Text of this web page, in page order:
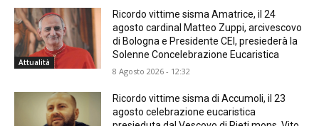
Attualità
Ricordo vittime sisma Amatrice, il 24
agosto cardinal Matteo Zuppi, arcivescovo
di Bologna e Presidente CEI, presiederà la
Solenne Concelebrazione Eucaristica
8 Agosto 2026 - 12:32
Ricordo vittime sisma di Accumoli, il 23
agosto celebrazione eucaristica